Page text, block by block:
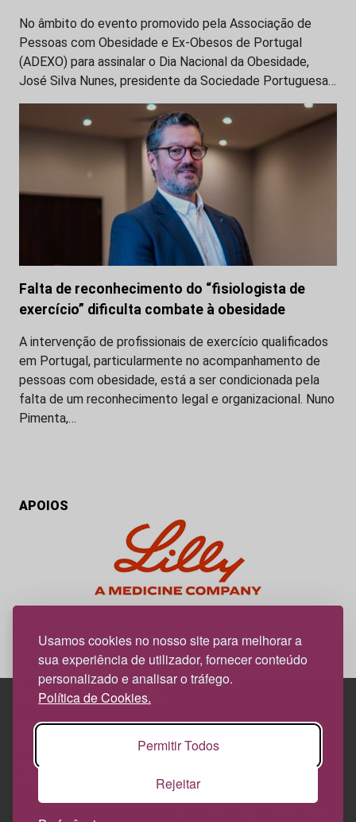
Usamos cookies no nosso site para melhorar a
sua experiência de utilizador, fornecer conteúdo
personalizado e analisar o tráfego.
Política de Cookies.
Permitir Todos
Rejeitar
No âmbito do evento promovido pela Associação de
Pessoas com Obesidade e Ex-Obesos de Portugal
(ADEXO) para assinalar o Dia Nacional da Obesidade,
José Silva Nunes, presidente da Sociedade Portuguesa…
Falta de reconhecimento do “fisiologista de
exercício” dificulta combate à obesidade
A intervenção de profissionais de exercício qualificados
em Portugal, particularmente no acompanhamento de
pessoas com obesidade, está a ser condicionada pela
falta de um reconhecimento legal e organizacional. Nuno
Pimenta,…
APOIOS
News Farma, possível com o apoio da Lilly.
Edif. Lisboa Oriente | Av. Infante D. Henrique, n.º 333H, esc.
1800-282 Lisboa | Portugal